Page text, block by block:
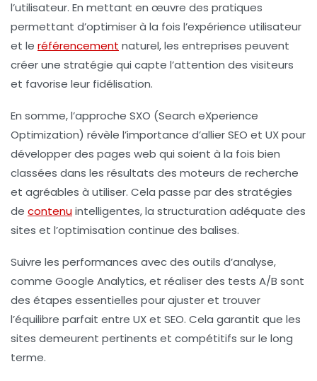
l’utilisateur. En mettant en œuvre des pratiques
permettant d’optimiser à la fois l’expérience utilisateur
et le référencement naturel, les entreprises peuvent
créer une stratégie qui capte l’attention des visiteurs
et favorise leur fidélisation.
En somme, l’approche SXO (Search eXperience
Optimization) révèle l’importance d’allierSEO et UXpour
développer des pages web qui soient à la fois bien
classées dans les résultats des moteurs de recherche
et agréables à utiliser. Cela passe par des stratégies
de contenuintelligentes, la structuration adéquate des
sites et l’optimisation continue des balises.
Suivre les performances avec des outils d’analyse,
comme Google Analytics, et réaliser des tests A/B sont
des étapes essentielles pour ajuster et trouver
l’équilibre parfait entre UXet SEO. Cela garantit que les
sites demeurent pertinents et compétitifs sur le long
terme.